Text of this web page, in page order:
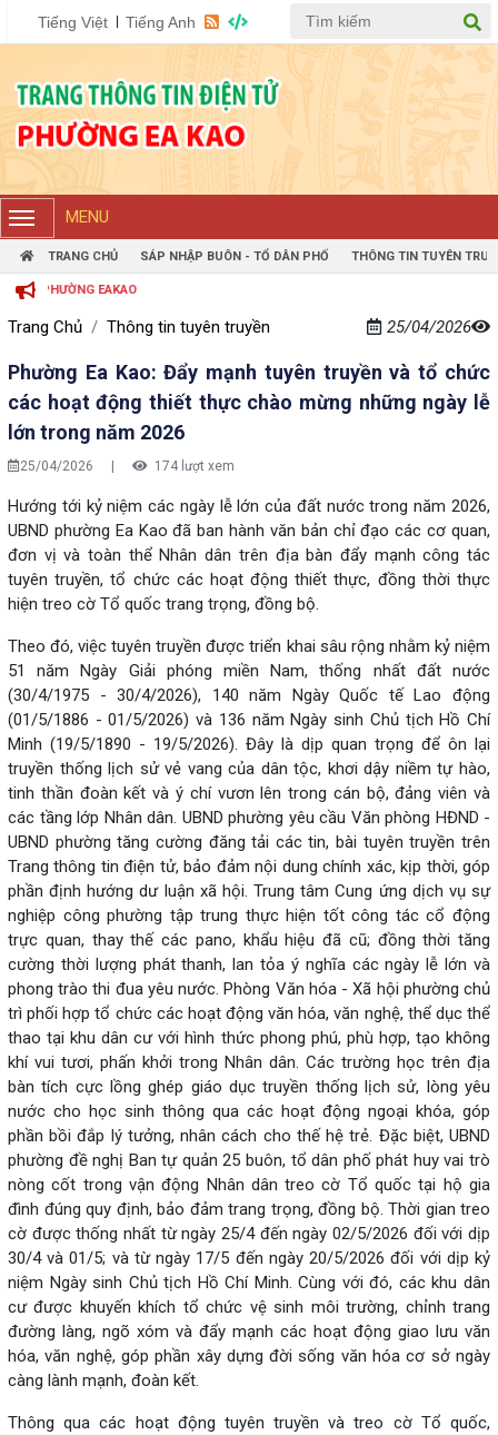
Tiếng Việt Tiếng Anh
MENU
TRANG CHỦ SÁP NHẬP BUÔN - TỔ DÂN PHỐ THÔNG TIN TUYÊN
EAKAO
Trang Chủ Thông tin tuyên truyền 25/04/2026
Phường Ea Kao: Đẩy mạnh tuyên truyền và tổ chức
các hoạt động thiết thực chào mừng những ngày lễ
lớn trong năm 2026
25/04/2026 174 lượt xem
Hướng tới kỷ niệm các ngày lễ lớn của đất nước trong năm 2026,
UBND phường Ea Kao đã ban hành văn bản chỉ đạo các cơ quan,
đơn vị và toàn thể Nhân dân trên địa bàn đẩy mạnh công tác
tuyên truyền, tổ chức các hoạt động thiết thực, đồng thời thực
hiện treo cờ Tổ quốc trang trọng, đồng bộ.
Theo đó, việc tuyên truyền được triển khai sâu rộng nhằm kỷ niệm
51 năm Ngày Giải phóng miền Nam, thống nhất đất nước
(30/4/1975 - 30/4/2026), 140 năm Ngày Quốc tế Lao động
(01/5/1886 - 01/5/2026) và 136 năm Ngày sinh Chủ tịch Hồ Chí
Minh (19/5/1890 - 19/5/2026). Đây là dịp quan trọng để ôn lại
truyền thống lịch sử vẻ vang của dân tộc, khơi dậy niềm tự hào,
tinh thần đoàn kết và ý chí vươn lên trong cán bộ, đảng viên và
các tầng lớp Nhân dân. UBND phường yêu cầu Văn phòng HĐND -
UBND phường tăng cường đăng tải các tin, bài tuyên truyền trên
Trang thông tin điện tử, bảo đảm nội dung chính xác, kịp thời, góp
phần định hướng dư luận xã hội. Trung tâm Cung ứng dịch vụ sự
nghiệp công phường tập trung thực hiện tốt công tác cổ động
trực quan, thay thế các pano, khẩu hiệu đã cũ; đồng thời tăng
cường thời lượng phát thanh, lan tỏa ý nghĩa các ngày lễ lớn và
phong trào thi đua yêu nước. Phòng Văn hóa - Xã hội phường chủ
trì phối hợp tổ chức các hoạt động văn hóa, văn nghệ, thể dục thể
thao tại khu dân cư với hình thức phong phú, phù hợp, tạo không
khí vui tươi, phấn khởi trong Nhân dân. Các trường học trên địa
bàn tích cực lồng ghép giáo dục truyền thống lịch sử, lòng yêu
nước cho học sinh thông qua các hoạt động ngoại khóa, góp
phần bồi đắp lý tưởng, nhân cách cho thế hệ trẻ. Đặc biệt, UBND
phường đề nghị Ban tự quản 25 buôn, tổ dân phố phát huy vai trò
nòng cốt trong vận động Nhân dân treo cờ Tổ quốc tại hộ gia
đình đúng quy định, bảo đảm trang trọng, đồng bộ. Thời gian treo
cờ được thống nhất từ ngày 25/4 đến ngày 02/5/2026 đối với dịp
30/4 và 01/5; và từ ngày 17/5 đến ngày 20/5/2026 đối với dịp kỷ
niệm Ngày sinh Chủ tịch Hồ Chí Minh. Cùng với đó, các khu dân
cư được khuyến khích tổ chức vệ sinh môi trường, chỉnh trang
đường làng, ngõ xóm và đẩy mạnh các hoạt động giao lưu văn
hóa, văn nghệ, góp phần xây dựng đời sống văn hóa cơ sở ngày
càng lành mạnh, đoàn kết.
Thông qua các hoạt động tuyên truyền và treo cờ Tổ quốc,